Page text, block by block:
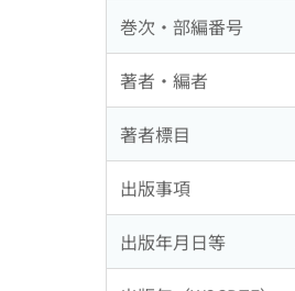
巻次・部編番号
著者・編者
著者標目
出版事項
出版年月日等